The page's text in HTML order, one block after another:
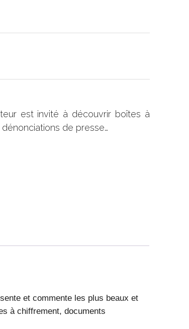
est invité à découvrir boîtes à
de presse…
et commente les plus beaux et
à chiffrement, documents